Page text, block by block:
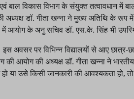
विकास विभाग के संयुक्त तत्वावधान में
डॉ. गीता खन्ना ने मुख्य अतिथि के रूप
आयोग के अनु सचिव डॉ. एस.के. सिंह भी
अवसर पर विभिन्न विद्यालयों से आए
की अध्यक्ष डॉ. गीता खन्ना ने भारतीय
हो या उसे किसी जानकारी की आवश्यकता